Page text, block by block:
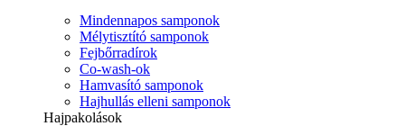
Mindennapos samponok
Mélytisztító samponok
Fejbőrradírok
Co-wash-ok
Hamvasító samponok
Hajhullás elleni samponok
Hajpakolások